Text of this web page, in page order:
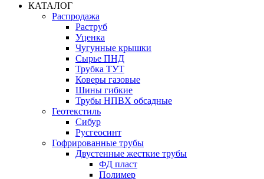
КАТАЛОГ
Распродажа
Раструб
Уценка
Чугунные крышки
Сырье ПНД
Трубка ТУТ
Коверы газовые
Шины гибкие
Трубы НПВХ обсадные
Геотекстиль
Сибур
Русгеосинт
Гофрированные трубы
Двустенные жесткие трубы
ФД пласт
Полимер